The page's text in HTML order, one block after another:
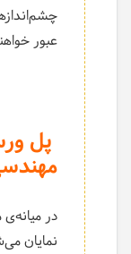
عبور
پل
در
نمایان